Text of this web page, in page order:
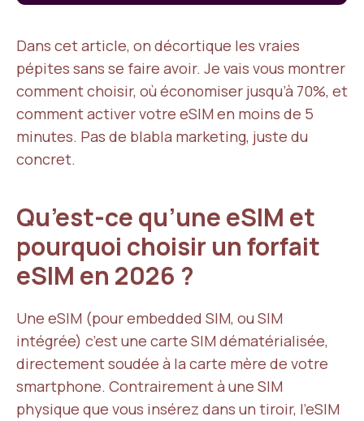
Dans cet article, on décortique les vraies
pépites sans se faire avoir. Je vais vous montrer
comment choisir, où économiser jusqu’à 70%, et
comment activer votre eSIM en moins de 5
minutes. Pas de blabla marketing, juste du
concret.
Qu’est-ce qu’une eSIM et
pourquoi choisir un forfait
eSIM en 2026 ?
Une eSIM (pour embedded SIM, ou SIM
intégrée) c’est une carte SIM dématérialisée,
directement soudée à la carte mère de votre
smartphone. Contrairement à une SIM
physique que vous insérez dans un tiroir, l’eSIM